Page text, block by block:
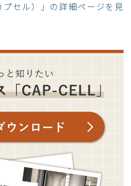
セル）」の詳細ページを見